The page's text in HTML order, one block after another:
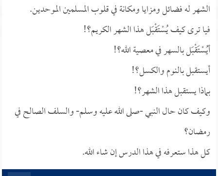
الشهر له فضائل ومزايا ومكانة في قلوب المسلمين الموحدين.
فيا ترى كيف يُسْتَقْبَل هذا الشهر الكريم؟!
أيُسْتَقْبَل بالسهر في معصية الله؟!
أيستقبل بالنوم والكسل؟!
بماذا يستقبل هذا الشهر؟!
وكيف كان حال النبي -صلى الله عليه وسلم- والسلف الصالح في
رمضان؟
كل هذا ستعرفه في هذا الدرس إن شاء الله.